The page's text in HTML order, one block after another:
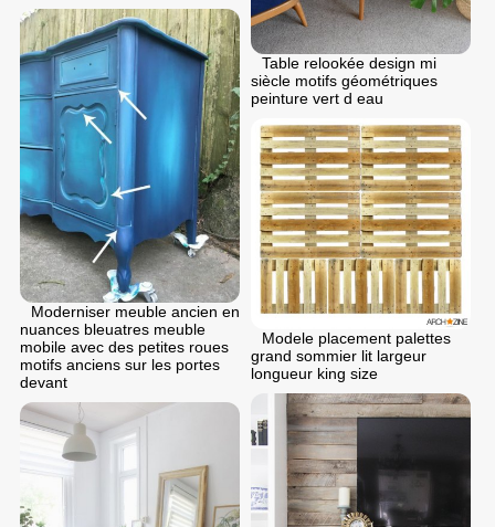
Table relookée design mi
siècle motifs géométriques
peinture vert d eau
Moderniser meuble ancien en
nuances bleuatres meuble
mobile avec des petites roues
motifs anciens sur les portes
devant
Modele placement palettes
grand sommier lit largeur
longueur king size